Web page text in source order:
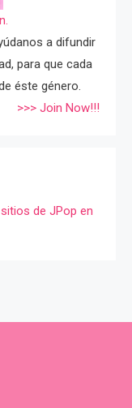
a difundir
para que cada
éste género.
>>> Join Now!!!